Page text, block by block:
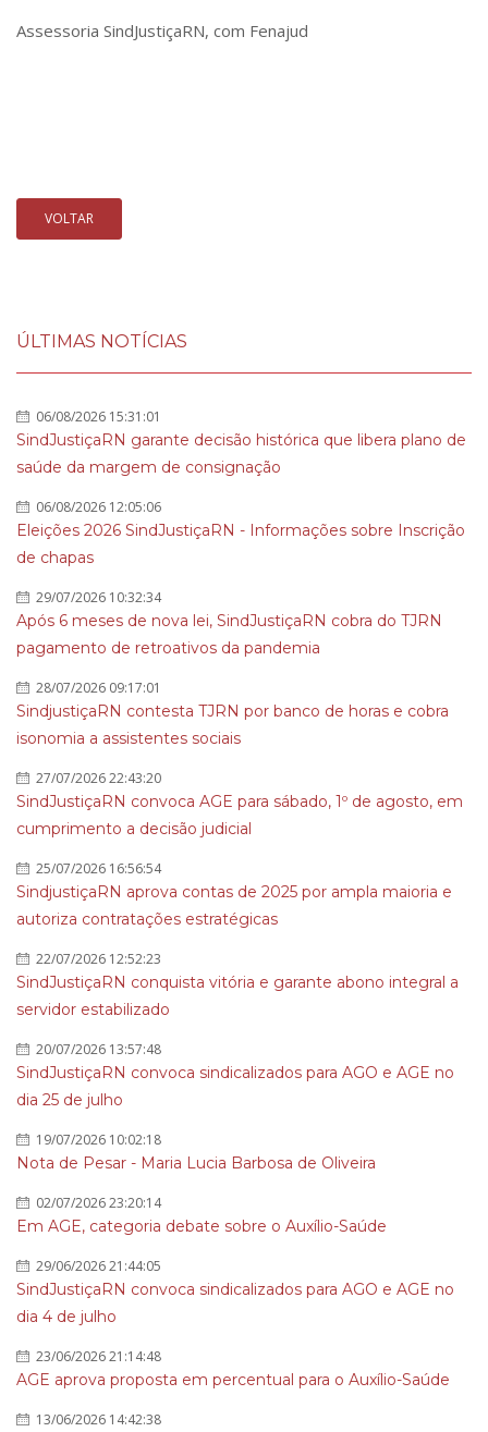
Assessoria SindJustiçaRN, com Fenajud
VOLTAR
ÚLTIMAS NOTÍCIAS
06/08/2026 15:31:01
SindJustiçaRN garante decisão histórica que libera plano de
saúde da margem de consignação
06/08/2026 12:05:06
Eleições 2026 SindJustiçaRN - Informações sobre Inscrição
de chapas
29/07/2026 10:32:34
Após 6 meses de nova lei, SindJustiçaRN cobra do TJRN
pagamento de retroativos da pandemia
28/07/2026 09:17:01
SindjustiçaRN contesta TJRN por banco de horas e cobra
isonomia a assistentes sociais
27/07/2026 22:43:20
SindJustiçaRN convoca AGE para sábado, 1º de agosto, em
cumprimento a decisão judicial
25/07/2026 16:56:54
SindjustiçaRN aprova contas de 2025 por ampla maioria e
autoriza contratações estratégicas
22/07/2026 12:52:23
SindJustiçaRN conquista vitória e garante abono integral a
servidor estabilizado
20/07/2026 13:57:48
SindJustiçaRN convoca sindicalizados para AGO e AGE no
dia 25 de julho
19/07/2026 10:02:18
Nota de Pesar - Maria Lucia Barbosa de Oliveira
02/07/2026 23:20:14
Em AGE, categoria debate sobre o Auxílio-Saúde
29/06/2026 21:44:05
SindJustiçaRN convoca sindicalizados para AGO e AGE no
dia 4 de julho
23/06/2026 21:14:48
AGE aprova proposta em percentual para o Auxílio-Saúde
13/06/2026 14:42:38